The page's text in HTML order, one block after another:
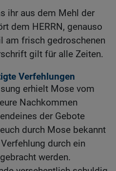
ihr aus dem Mehl der
dem HERRN, genauso
am frisch gedroschenen
gilt für alle Zeiten.
Verfehlungen
erhielt Mose vom
Nachkommen
der Gebote
durch Mose bekannt
durch ein
werden.